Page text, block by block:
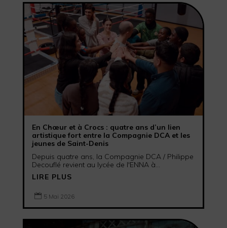
En Chœur et à Crocs : quatre ans d’un lien
artistique fort entre la Compagnie DCA et les
jeunes de Saint-Denis
Depuis quatre ans, la Compagnie DCA / Philippe
Decouflé revient au lycée de l'ENNA à...
LIRE PLUS
 5 Mai 2026